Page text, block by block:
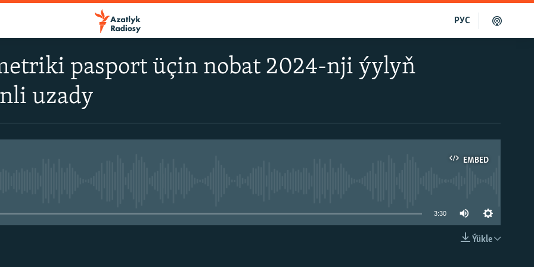
РУС
pasport üçin nobat 2024-nji ýylyň
uzady
EMBED
3:30
Ýükle